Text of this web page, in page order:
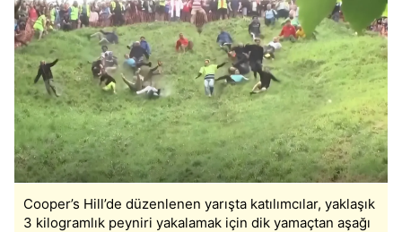
Cooper’s Hill’de düzenlenen yarışta katılımcılar, yaklaşık
3 kilogramlık peyniri yakalamak için dik yamaçtan aşağı